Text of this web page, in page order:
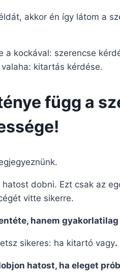
akkor én így látom a
a kockával: szerencse
kitartás kérdése.
függ a
dobni. Ezt csak az
vitte sikerre.
hanem
sikeres: ha kitartó vagy.
hatost, ha eleget